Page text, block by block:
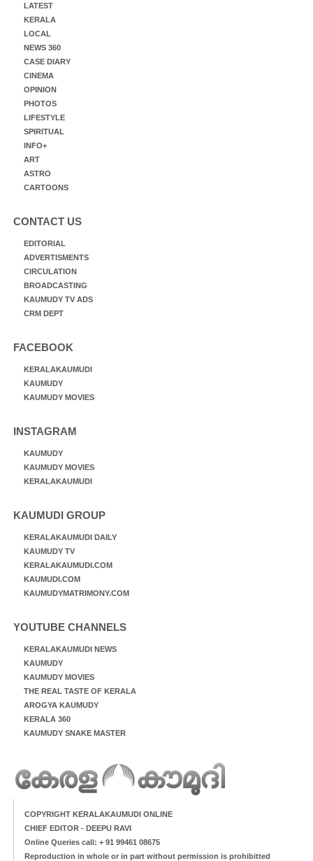
LATEST
KERALA
LOCAL
NEWS 360
CASE DIARY
CINEMA
OPINION
PHOTOS
LIFESTYLE
SPIRITUAL
INFO+
ART
ASTRO
CARTOONS
CONTACT US
EDITORIAL
ADVERTISMENTS
CIRCULATION
BROADCASTING
KAUMUDY TV ADS
CRM DEPT
FACEBOOK
KERALAKAUMUDI
KAUMUDY
KAUMUDY MOVIES
INSTAGRAM
KAUMUDY
KAUMUDY MOVIES
KERALAKAUMUDI
KAUMUDI GROUP
KERALAKAUMUDI DAILY
KAUMUDY TV
KERALAKAUMUDI.COM
KAUMUDI.COM
KAUMUDYMATRIMONY.COM
YOUTUBE CHANNELS
KERALAKAUMUDI NEWS
KAUMUDY
KAUMUDY MOVIES
THE REAL TASTE OF KERALA
AROGYA KAUMUDY
KERALA 360
KAUMUDY SNAKE MASTER
COPYRIGHT KERALAKAUMUDI ONLINE
CHIEF EDITOR - DEEPU RAVI
Online Queries call: + 91 99461 08675
Reproduction in whole or in part without permission is prohibitted